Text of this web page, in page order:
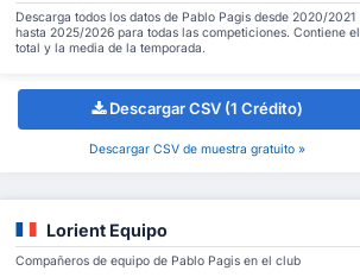
Descarga todos los datos de Pablo Pagis desde 2020/2021
hasta 2025/2026 para todas las competiciones. Contiene el
total y la media de la temporada.
Descargar CSV (1 Crédito)
Descargar CSV de muestra gratuito »
Lorient Equipo
Compañeros de equipo de Pablo Pagis en el club